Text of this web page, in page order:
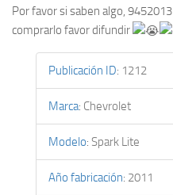
Por favor si saben algo,
comprarlo favor difundir
Publicación ID: 1212
Marca: Chevrolet
Modelo: Spark Lite
Año fabricación: 2011